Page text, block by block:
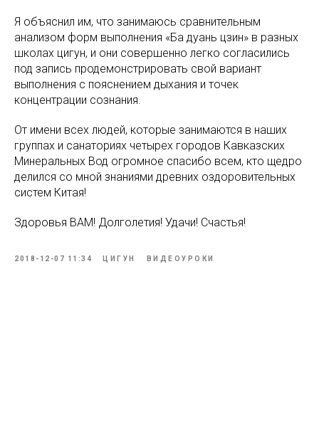
Я объяснил им, что занимаюсь сравнительным
анализом форм выполнения «Ба дуань цзин» в разных
школах цигун, и они совершенно легко согласились
под запись продемонстрировать свой вариант
выполнения с пояснением дыхания и точек
концентрации сознания.
От имени всех людей, которые занимаются в наших
группах и санаториях четырех городов Кавказских
Минеральных Вод огромное спасибо всем, кто щедро
делился со мной знаниями древних оздоровительных
систем Китая!
Здоровья ВАМ! Долголетия! Удачи! Счастья!
2018-12-07 11:34 ЦИГУН ВИДЕОУРОКИ